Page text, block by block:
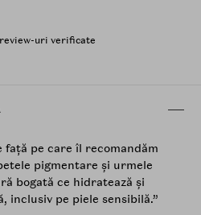
review-uri verificate
față pe care îl recomandăm
pigmentare și urmele
bogată ce hidratează și
inclusiv pe piele sensibilă.”